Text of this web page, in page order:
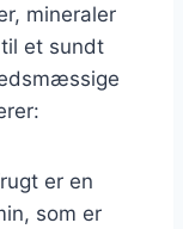
mineraler
et sundt
er en
som er